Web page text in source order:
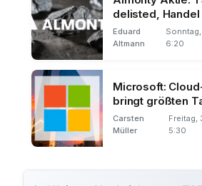
delisted, Handel
und Frankfurt
Eduard
Altmann
6:20
Microsoft:
bringt größten
der
Carsten
Müller
Freitag,
5:30